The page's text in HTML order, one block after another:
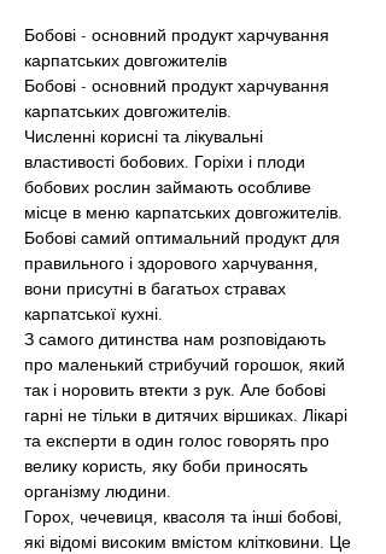
Бобові - основний продукт харчування
карпатських довгожителів
Бобові - основний продукт харчування
карпатських довгожителів.
Численні корисні та лікувальні
властивості бобових. Горіхи і плоди
бобових рослин займають особливе
місце в меню карпатських довгожителів.
Бобові самий оптимальний продукт для
правильного і здорового харчування,
вони присутні в багатьох стравах
карпатської кухні.
З самого дитинства нам розповідають
про маленький стрибучий горошок, який
так і норовить втекти з рук. Але бобові
гарні не тільки в дитячих віршиках. Лікарі
та експерти в один голос говорять про
велику користь, яку боби приносять
організму людини.
Горох, чечевиця, квасоля та інші бобові,
які відомі високим вмістом клітковини. Це